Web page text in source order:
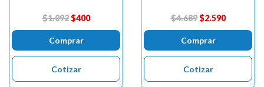
$1.092 $400
Comprar
Cotizar
$4.689 $2.590
Comprar
Cotizar